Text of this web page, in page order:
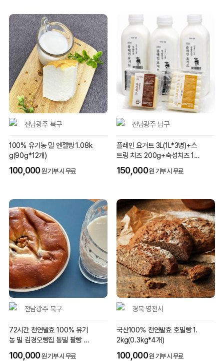
전남광주 북구
100% 유기농 밀 엔젤빵 1.08k
g(90g*12개)
100,000원 기부 시 무료
전남광주 남구
플레인 요거트 3L(1L*3병)+스
트링 치즈 200g+숙성치즈 10
0g
150,000원 기부 시 무료
전남광주 북구
72시간 천연발효 100% 유기
농 밀 김경오빵집 통밀 팥빵 7
100,000원 기부 시 무료
경북 영천시
국산100% 천연발효 호밀빵 1.
2kg(0.3kg*4개)
100,000원 기부 시 무료